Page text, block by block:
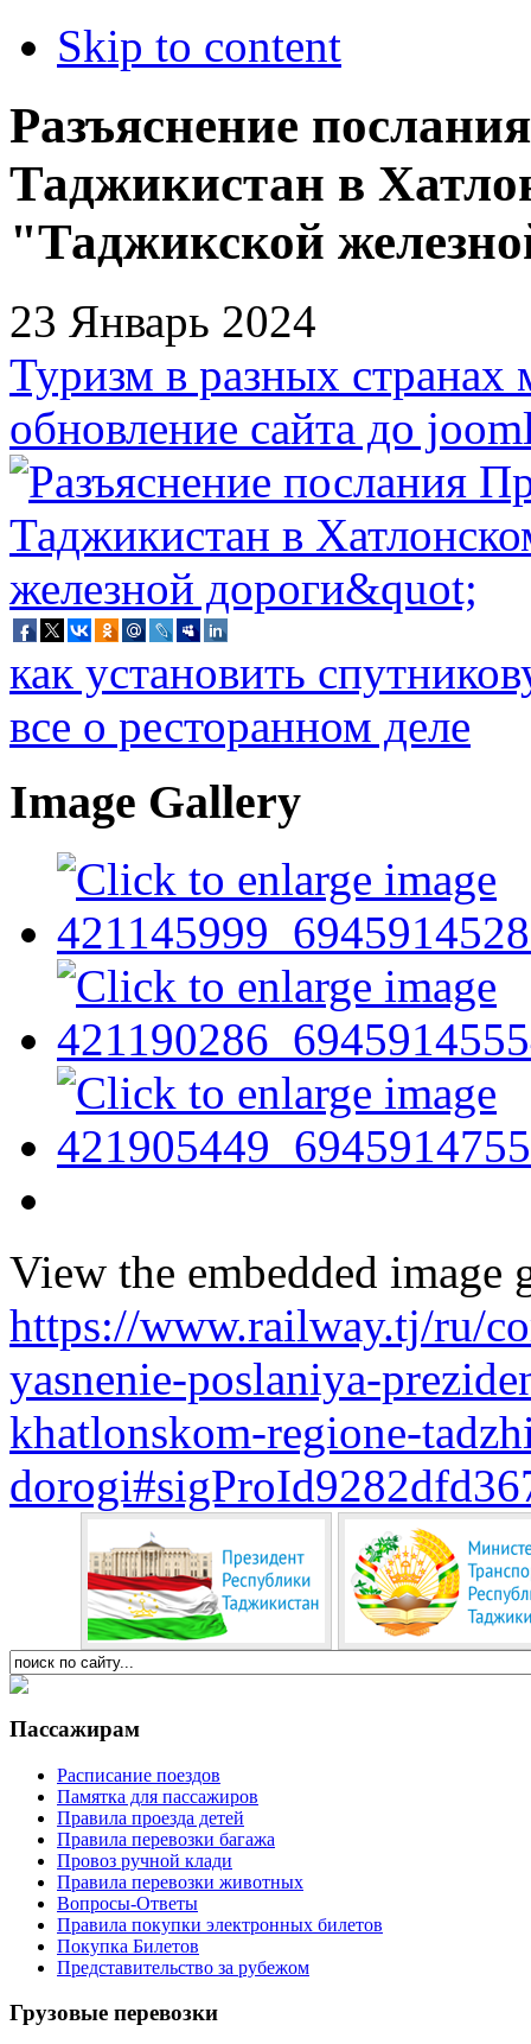
Skip to content
Разъяснение
Таджикистан в
"Таджикской
23 Январь 2024
Туризм в разных странах
обновление сайта до
как установить
все о ресторанном деле
Image Gallery
View the embedded image
https://www.railway.tj/ru/
yasnenie-poslaniya-
khatlonskom-regione-
Пассажирам
Расписание поездов
Памятка для пассажиров
Правила проезда детей
Правила перевозки багажа
Провоз ручной клади
Правила перевозки животных
Вопросы-Ответы
Правила покупки электронных билетов
Покупка Билетов
Представительство за рубежом
Грузовые перевозки